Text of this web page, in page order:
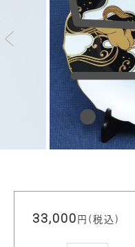
33,000 円(税込)